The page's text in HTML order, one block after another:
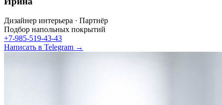
Дизайнер интерьера · Партнёр
Подбор напольных покрытий
+7-985-519-43-43
Написать в Telegram →